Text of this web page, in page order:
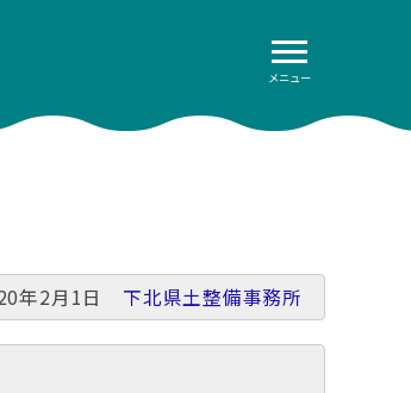
メニュー
年2月1日 下北県土整備事務所